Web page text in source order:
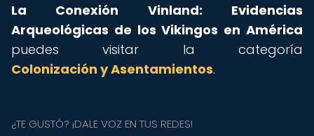
La Conexión Vinland: Evidencias
Arqueológicas de los Vikingos en América
puedes visitar la categoría
Colonización y Asentamientos.
¿TE GUSTÓ? ¡DALE VOZ EN TUS REDES!